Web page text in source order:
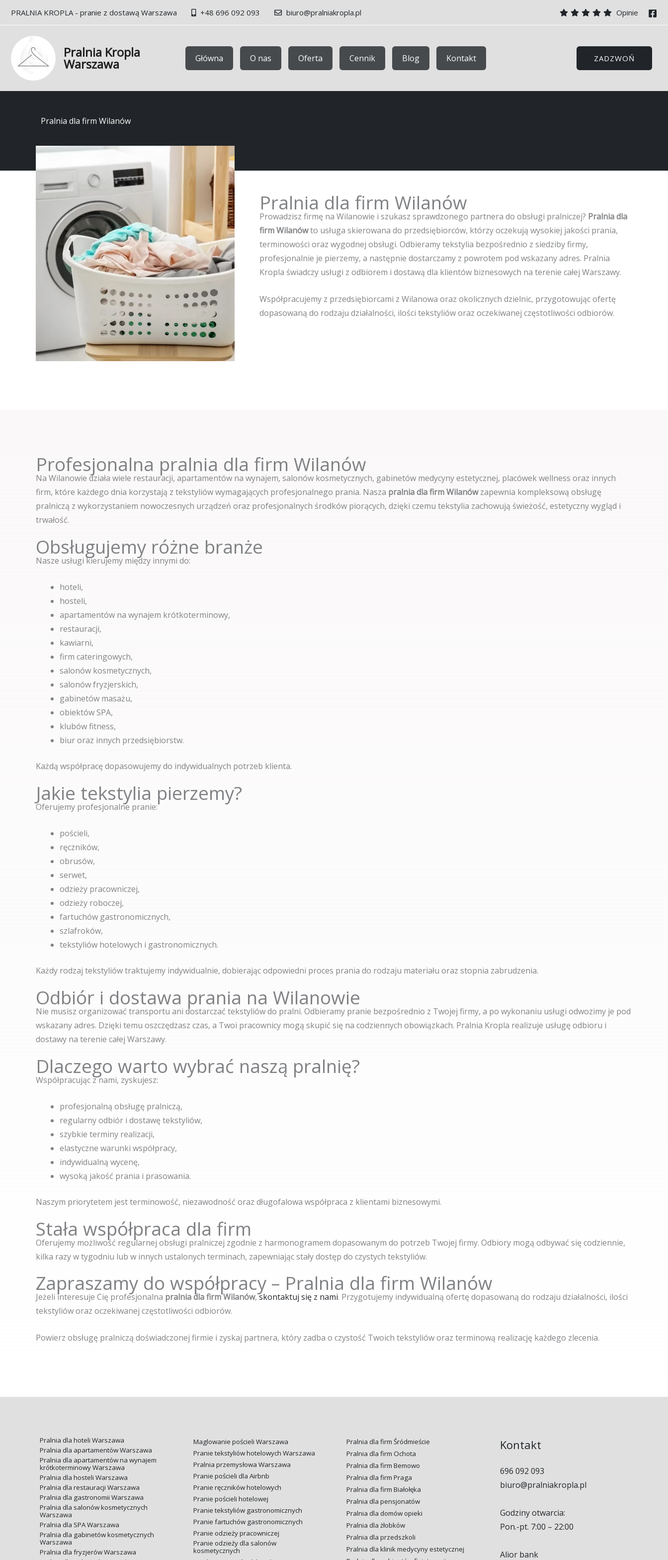
PRALNIA KROPLA - pranie z dostawą Warszawa +48 696 092 093 biuro@pralniakropla.pl Opinie
Pralnia Kropla
Warszawa Główna O nas Oferta Cennik Blog Kontakt ZADZWOŃ
Pralnia dla firm Wilanów
Pralnia dla firm Wilanów
Prowadzisz firmę na Wilanowie i szukasz sprawdzonego partnera do obsługi pralniczej? Pralnia dla
firm Wilanówto usługa skierowana do przedsiębiorców, którzy oczekują wysokiej jakości prania,
terminowości oraz wygodnej obsługi. Odbieramy tekstylia bezpośrednio z siedziby firmy,
profesjonalnie je pierzemy, a następnie dostarczamy z powrotem pod wskazany adres. Pralnia
Kropla świadczy usługi z odbiorem i dostawą dla klientów biznesowych na terenie całej Warszawy.
Współpracujemy z przedsiębiorcami z Wilanowa oraz okolicznych dzielnic, przygotowując ofertę
dopasowaną do rodzaju działalności, ilości tekstyliów oraz oczekiwanej częstotliwości odbiorów.
Profesjonalna pralnia dla firm Wilanów
Na Wilanowie działa wiele restauracji, apartamentów na wynajem, salonów kosmetycznych, gabinetów medycyny estetycznej, placówek wellness oraz innych
firm, które każdego dnia korzystają z tekstyliów wymagających profesjonalnego prania. Nasza pralnia dla firm Wilanówzapewnia kompleksową obsługę
pralniczą z wykorzystaniem nowoczesnych urządzeń oraz profesjonalnych środków piorących, dzięki czemu tekstylia zachowują świeżość, estetyczny wygląd i
trwałość.
Obsługujemy różne branże
Nasze usługi kierujemy między innymi do:
hoteli,
hosteli,
apartamentów na wynajem krótkoterminowy,
restauracji,
kawiarni,
firm cateringowych,
salonów kosmetycznych,
salonów fryzjerskich,
gabinetów masażu,
obiektów SPA,
klubów fitness,
biur oraz innych przedsiębiorstw.
Każdą współpracę dopasowujemy do indywidualnych potrzeb klienta.
Jakie tekstylia pierzemy?
Oferujemy profesjonalne pranie:
pościeli,
ręczników,
obrusów,
serwet,
odzieży pracowniczej,
odzieży roboczej,
fartuchów gastronomicznych,
szlafroków,
tekstyliów hotelowych i gastronomicznych.
Każdy rodzaj tekstyliów traktujemy indywidualnie, dobierając odpowiedni proces prania do rodzaju materiału oraz stopnia zabrudzenia.
Odbiór i dostawa prania na Wilanowie
Nie musisz organizować transportu ani dostarczać tekstyliów do pralni. Odbieramy pranie bezpośrednio z Twojej firmy, a po wykonaniu usługi odwozimy je pod
wskazany adres. Dzięki temu oszczędzasz czas, a Twoi pracownicy mogą skupić się na codziennych obowiązkach. Pralnia Kropla realizuje usługę odbioru i
dostawy na terenie całej Warszawy.
Dlaczego warto wybrać naszą pralnię?
Współpracując z nami, zyskujesz:
profesjonalną obsługę pralniczą,
regularny odbiór i dostawę tekstyliów,
szybkie terminy realizacji,
elastyczne warunki współpracy,
indywidualną wycenę,
wysoką jakość prania i prasowania.
Naszym priorytetem jest terminowość, niezawodność oraz długofalowa współpraca z klientami biznesowymi.
Stała współpraca dla firm
Oferujemy możliwość regularnej obsługi pralniczej zgodnie z harmonogramem dopasowanym do potrzeb Twojej firmy. Odbiory mogą odbywać się codziennie,
kilka razy w tygodniu lub w innych ustalonych terminach, zapewniając stały dostęp do czystych tekstyliów.
Zapraszamy do współpracy – Pralnia dla firm Wilanów
Jeżeli interesuje Cię profesjonalna pralnia dla firm Wilanów,skontaktuj się z nami. Przygotujemy indywidualną ofertę dopasowaną do rodzaju działalności, ilości
tekstyliów oraz oczekiwanej częstotliwości odbiorów.
Powierz obsługę pralniczą doświadczonej firmie i zyskaj partnera, który zadba o czystość Twoich tekstyliów oraz terminową realizację każdego zlecenia.
Pralnia dla hoteli Warszawa
Pralnia dla apartamentów Warszawa
Pralnia dla apartamentów na wynajem
krótkoterminowy Warszawa
Pralnia dla hosteli Warszawa
Pralnia dla restauracji Warszawa
Pralnia dla gastronomii Warszawa
Pralnia dla salonów kosmetycznych
Warszawa
Pralnia dla SPA Warszawa
Pralnia dla gabinetów kosmetycznych
Warszawa
Pralnia dla fryzjerów Warszawa
Maglowanie pościeli Warszawa
Pranie tekstyliów hotelowych Warszawa
Pralnia przemysłowa Warszawa
Pranie pościeli dla Airbnb
Pranie ręczników hotelowych
Pranie pościeli hotelowej
Pranie tekstyliów gastronomicznych
Pranie fartuchów gastronomicznych
Pranie odzieży pracowniczej
Pranie odzieży dla salonów
kosmetycznych
Pralnia dla firm Śródmieście
Pralnia dla firm Ochota
Pralnia dla firm Bemowo
Pralnia dla firm Praga
Pralnia dla firm Białołęka
Pralnia dla pensjonatów
Pralnia dla domów opieki
Pralnia dla żłobków
Pralnia dla przedszkoli
Pralnia dla klinik medycyny estetycznej
Kontakt
696 092 093
biuro@pralniakropla.pl
Godziny otwarcia:
Pon.-pt. 7:00 – 22:00
Alior bank